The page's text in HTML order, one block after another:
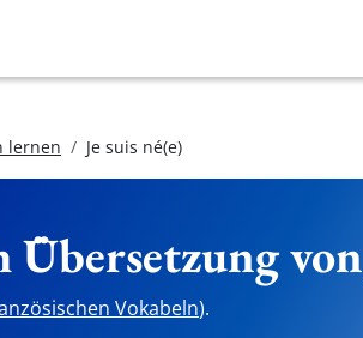
lernen Je suis né(e)
Übersetzung von
Vokabeln).